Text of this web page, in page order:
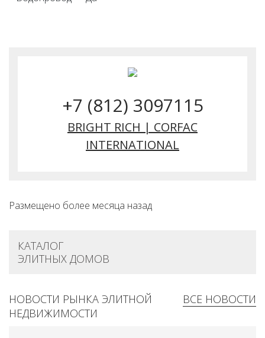
+7 (812) 3097115
BRIGHT RICH | CORFAC
INTERNATIONAL
Размещено более месяца назад
КАТАЛОГ
ЭЛИТНЫХ ДОМОВ
ВСЕ НОВОСТИ
НОВОСТИ РЫНКА ЭЛИТНОЙ
НЕДВИЖИМОСТИ